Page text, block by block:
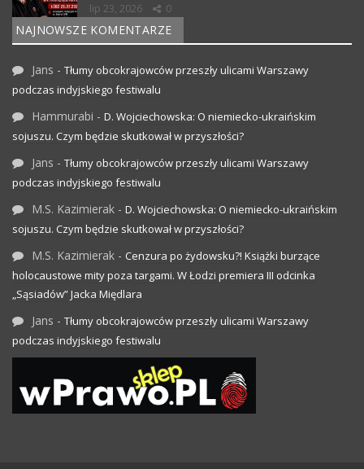
lip 23, 2026 0
NAJNOWSZE KOMENTARZE
Jans - Tłumy obcokrajowców przeszły ulicami Warszawy
podczas indyjskiego festiwalu
Hammurabi - D. Wojciechowska: O niemiecko-ukraińskim
sojuszu. Czym będzie skutkował w przyszłości?
Jans - Tłumy obcokrajowców przeszły ulicami Warszawy
podczas indyjskiego festiwalu
M.S. Kazimierak - D. Wojciechowska: O niemiecko-ukraińskim
sojuszu. Czym będzie skutkował w przyszłości?
M.S. Kazimierak - Cenzura po żydowsku?! Książki burzące
holocaustowe mity poza targami. W Łodzi premiera III odcinka
„Sąsiadów” Jacka Międlara
Jans - Tłumy obcokrajowców przeszły ulicami Warszawy
podczas indyjskiego festiwalu